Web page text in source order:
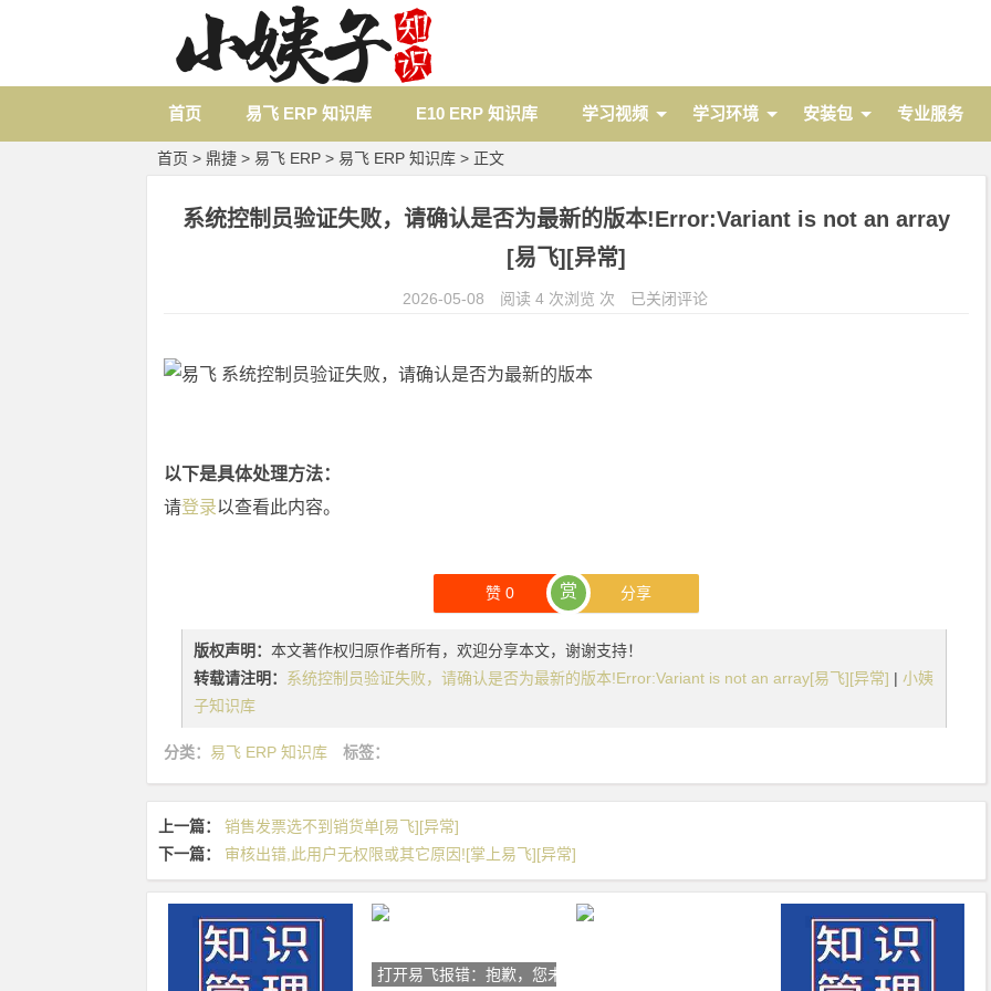
首页 易飞 ERP 知识库 E10 ERP 知识库 学习视频 学习环境 安装包 专业服务
首页 > 鼎捷 > 易飞 ERP > 易飞 ERP 知识库 > 正文
系统控制员验证失败，请确认是否为最新的版本!Error:Variant is not an array
[易飞][异常]
2026-05-08 阅读 4 次浏览 次 已关闭评论
以下是具体处理方法：
请登录以查看此内容。
赞 0 赏 分享
版权声明：本文著作权归原作者所有，欢迎分享本文，谢谢支持！
转载请注明： 系统控制员验证失败，请确认是否为最新的版本!Error:Variant is not an array[易飞][异常] | 小姨
子知识库
分类： 易飞 ERP 知识库 标签：
上一篇：
销售发票选不到销货单[易飞][异常]
下一篇：
审核出错,此用户无权限或其它原因![掌上易飞][异常]
打开易飞报错：抱歉，您未购买此